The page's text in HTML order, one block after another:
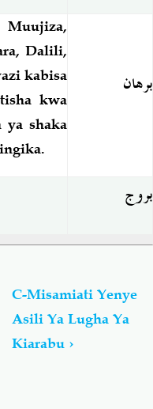
Dalili,
kabisa
kwa
shaka
برهان
بروج
C-Misamiati Yenye
Asili Ya Lugha Ya
Kiarabu ›